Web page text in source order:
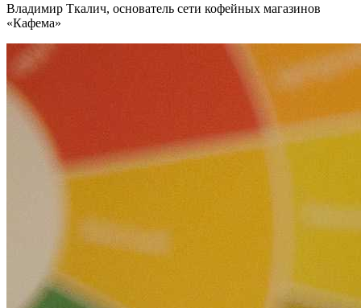
Владимир Ткалич, основатель сети кофейных магазинов
«Кафема»